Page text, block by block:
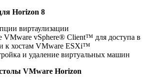
Horizon 8
виртаулизации
VMware vSphere® Client™ для доступа в
к хостам VMware ESXi™
и удаление виртуальных машин
VMware Horizon